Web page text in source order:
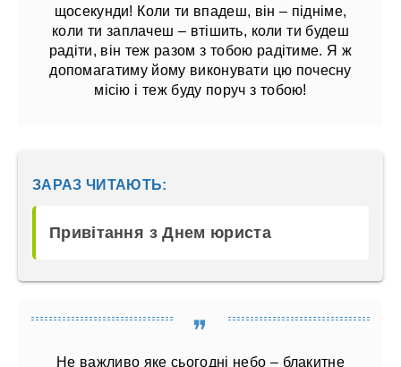
щосекунди! Коли ти впадеш, він – підніме,
коли ти заплачеш – втішить, коли ти будеш
радіти, він теж разом з тобою радітиме. Я ж
допомагатиму йому виконувати цю почесну
місію і теж буду поруч з тобою!
ЗАРАЗ ЧИТАЮТЬ:
Привітання з Днем юриста
Не важливо яке сьогодні небо – блакитне